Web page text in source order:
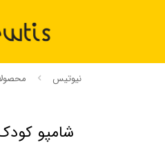
نیوتیس
شامپو